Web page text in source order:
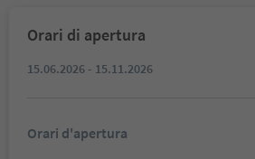
Orari di apertura
15.06.2026 - 15.11.2026
Orari d'apertura